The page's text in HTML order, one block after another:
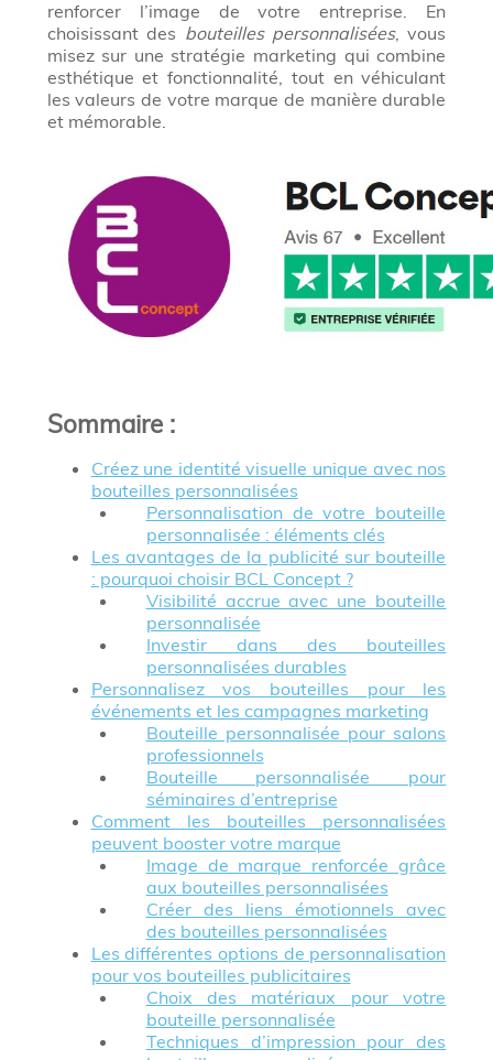
renforcer l’image de votre entreprise. En
choisissant des bouteilles personnalisées, vous
misez sur une stratégie marketing qui combine
esthétique et fonctionnalité, tout en véhiculant
les valeurs de votre marque de manière durable
et mémorable.
Sommaire:
Créez une identité visuelle unique avec nos
bouteilles personnalisées
Personnalisation de votre bouteille
personnalisée : éléments clés
Les avantages de la publicité sur bouteille
: pourquoi choisir BCL Concept ?
Visibilité accrue avec une bouteille
personnalisée
Investir dans des bouteilles
personnalisées durables
Personnalisez vos bouteilles pour les
événements et les campagnes marketing
Bouteille personnalisée pour salons
professionnels
Bouteille personnalisée pour
séminaires d’entreprise
Comment les bouteilles personnalisées
peuvent booster votre marque
Image de marque renforcée grâce
aux bouteilles personnalisées
Créer des liens émotionnels avec
des bouteilles personnalisées
Les différentes options de personnalisation
pour vos bouteilles publicitaires
Choix des matériaux pour votre
bouteille personnalisée
Techniques d’impression pour des